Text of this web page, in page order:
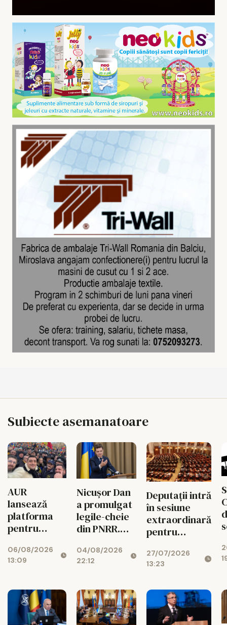
Subiecte asemanatoare
AUR
lansează
platforma
pentru
lui Nicușor
Dan
06/08/2026
13:09
Nicușor Dan
a promulgat
legile-cheie
din PNRR.
Urbanismului
intră în
04/08/2026
22:12
Deputații intră
în sesiune
extraordinară
pentru
banilor din
PNRR
27/07/2026
13:23